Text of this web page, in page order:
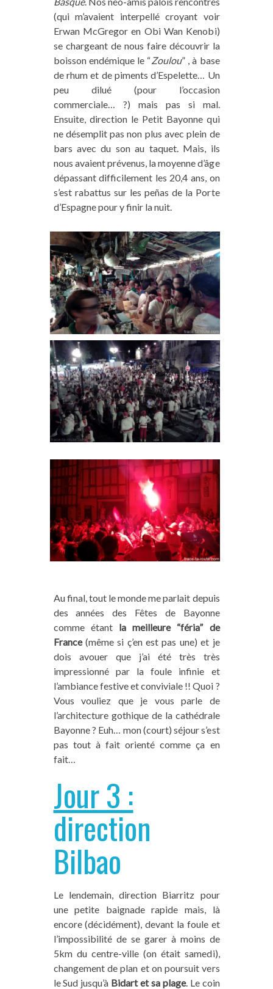
(qui m’avaient interpellé croyant voir
Erwan McGregor en Obi Wan Kenobi)
se chargeant de nous faire découvrir la
boisson endémique le “Zoulou” , à base
de rhum et de piments d’Espelette… Un
peu dilué (pour l’occasion
commerciale… ?) mais pas si mal.
Ensuite, direction le Petit Bayonne qui
ne désemplit pas non plus avec plein de
bars avec du son au taquet. Mais, ils
nous avaient prévenus, la moyenne d’âge
dépassant difficilement les 20,4 ans, on
s’est rabattus sur les peñas de la Porte
d’Espagne pour y finir la nuit.
Au final, tout le monde me parlait depuis
des années des Fêtes de Bayonne
comme étant la meilleure “féria” de
France(même si ç’en est pas une) et je
dois avouer que j’ai été très très
impressionné par la foule infinie et
l’ambiance festive et conviviale !! Quoi ?
Vous vouliez que je vous parle de
l’architecture gothique de la cathédrale
Bayonne ? Euh… mon (court) séjour s’est
pas tout à fait orienté comme ça en
fait…
Jour 3 :
direction
Bilbao
Le lendemain, direction Biarritz pour
une petite baignade rapide mais, là
encore (décidément), devant la foule et
l’impossibilité de se garer à moins de
5km du centre-ville (on était samedi),
changement de plan et on poursuit vers
le Sud jusqu’à Bidart et sa plage. Le coin
temps libre...). Pour soutenir notre travail,
vous pouvez, dans nos articles, passer par nos
liens affiliéspour vos achats en ligne de
matériel, vos réservations de vol d'avion,
d’hébergements, de visites et activités
touristiques... (voir laliste de nos partenaires
Cela ne vous coûtera rien de plus et, nous, ça
nous aidera à poursuivre l’aventure Trace Ta
Route avec vous. Vous pouvez aussi
commander un de « nos produits maison » sur
notre boutique. Merci grandement pour le
coup de pouce !